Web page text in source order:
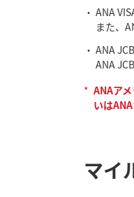
ANA
また、
ANA
ANA
* ANAア
いは
マイ